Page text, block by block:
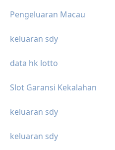
Pengeluaran Macau
keluaran sdy
data hk lotto
Slot Garansi Kekalahan
keluaran sdy
keluaran sdy